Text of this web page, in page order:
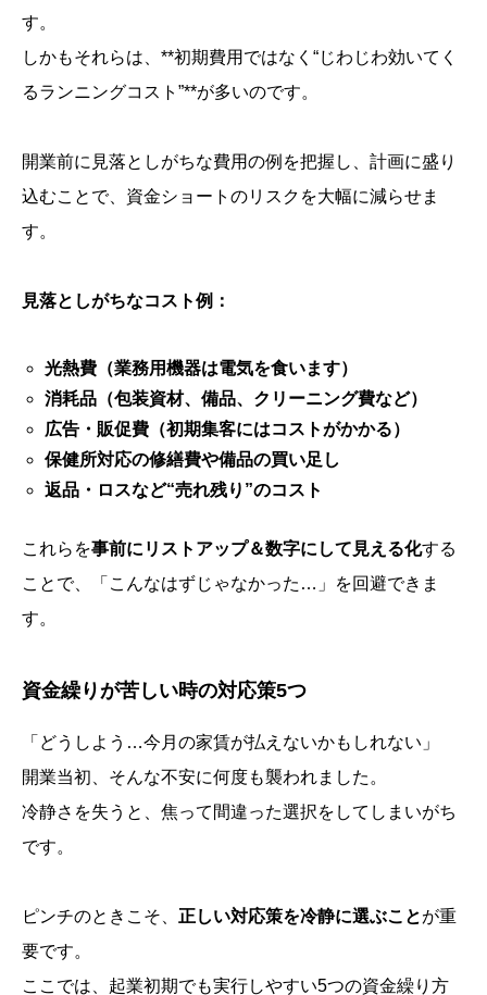
す。
しかもそれらは、**初期費用ではなく“じわじわ効いてく
るランニングコスト”**が多いのです。
開業前に見落としがちな費用の例を把握し、計画に盛り
込むことで、資金ショートのリスクを大幅に減らせま
す。
見落としがちなコスト例：
光熱費（業務用機器は電気を食います）
消耗品（包装資材、備品、クリーニング費など）
広告・販促費（初期集客にはコストがかかる）
保健所対応の修繕費や備品の買い足し
返品・ロスなど“売れ残り”のコスト
これらを事前にリストアップ＆数字にして見える化する
ことで、「こんなはずじゃなかった…」を回避できま
す。
資金繰りが苦しい時の対応策5つ
「どうしよう…今月の家賃が払えないかもしれない」
開業当初、そんな不安に何度も襲われました。
冷静さを失うと、焦って間違った選択をしてしまいがち
です。
ピンチのときこそ、 正しい対応策を冷静に選ぶことが重
要です。
ここでは、起業初期でも実行しやすい5つの資金繰り方